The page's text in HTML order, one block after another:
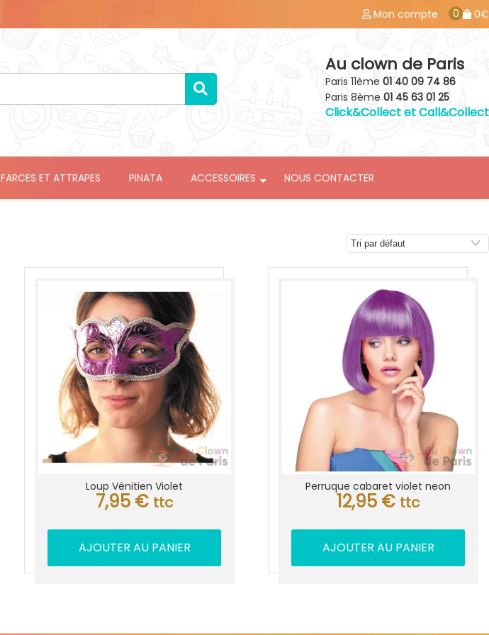
Mon compte 0 0€
Au clown de Paris
Paris 11ème 01 40 09 74 86
Paris 8ème 01 45 63 01 25
Click&Collect et Call&Collect
FARCES ET ATTRAPES PINATA ACCESSOIRES NOUS CONTACTER
Loup Vénitien Violet
7,95 € ttc
AJOUTER AU PANIER
Perruque cabaret violet neon
12,95 € ttc
AJOUTER AU PANIER